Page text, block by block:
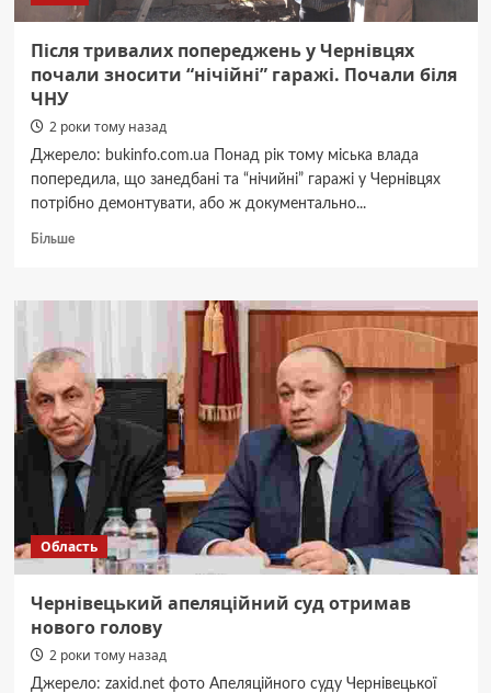
Після тривалих попереджень у Чернівцях
почали зносити “нічійні” гаражі. Почали біля
ЧНУ
2 роки тому назад
Джерело: bukinfo.com.ua Понад рік тому міська влада
попередила, що занедбані та “нічийні” гаражі у Чернівцях
потрібно демонтувати, або ж документально...
БільшеДокладніше
тривалих
Чернівцях
почали
зносити
“нічійні”
гаражі.
Почали
біля
ЧНУ
Область
Чернівецький апеляційний суд отримав
нового голову
2 роки тому назад
Джерело: zaxid.net фото Апеляційного суду Чернівецької